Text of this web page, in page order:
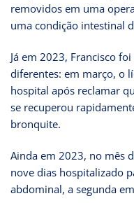
removidos em uma
uma condição intestinal
Já em 2023, Francisco
diferentes: em março, o
hospital após reclamar
se recuperou
bronquite.
Ainda em 2023, no mês
nove dias hospitalizado
abdominal, a segunda